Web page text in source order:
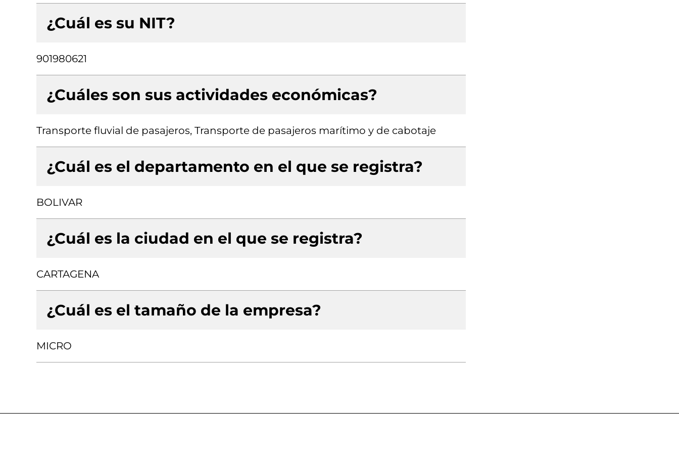
¿Cuál es su NIT?
901980621
¿Cuáles son sus actividades económicas?
Transporte fluvial de pasajeros, Transporte de pasajeros marítimo y de cabotaje
¿Cuál es el departamento en el que se registra?
BOLIVAR
¿Cuál es la ciudad en el que se registra?
CARTAGENA
¿Cuál es el tamaño de la empresa?
MICRO